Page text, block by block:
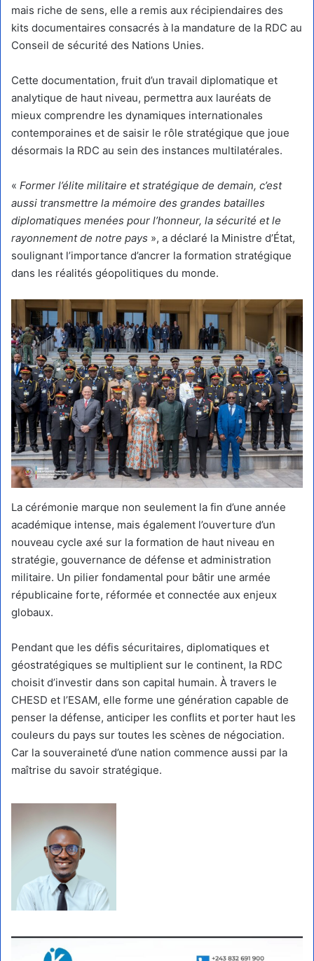
mais riche de sens, elle a remis aux récipiendaires des
kits documentaires consacrés à la mandature de la RDC au
Conseil de sécurité des Nations Unies.
Cette documentation, fruit d’un travail diplomatique et
analytique de haut niveau, permettra aux lauréats de
mieux comprendre les dynamiques internationales
contemporaines et de saisir le rôle stratégique que joue
désormais la RDC au sein des instances multilatérales.
« Former l’élite militaire et stratégique de demain, c’est
aussi transmettre la mémoire des grandes batailles
diplomatiques menées pour l’honneur, la sécurité et le
rayonnement de notre pays », a déclaré la Ministre d’État,
soulignant l’importance d’ancrer la formation stratégique
dans les réalités géopolitiques du monde.
La cérémonie marque non seulement la fin d’une année
académique intense, mais également l’ouverture d’un
nouveau cycle axé sur la formation de haut niveau en
stratégie, gouvernance de défense et administration
militaire. Un pilier fondamental pour bâtir une armée
républicaine forte, réformée et connectée aux enjeux
globaux.
Pendant que les défis sécuritaires, diplomatiques et
géostratégiques se multiplient sur le continent, la RDC
choisit d’investir dans son capital humain. À travers le
CHESD et l’ESAM, elle forme une génération capable de
penser la défense, anticiper les conflits et porter haut les
couleurs du pays sur toutes les scènes de négociation.
Car la souveraineté d’une nation commence aussi par la
maîtrise du savoir stratégique.